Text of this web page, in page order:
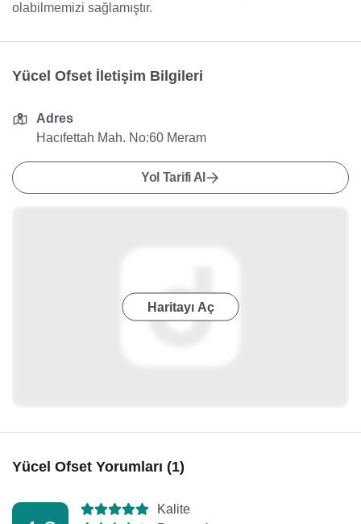
olabilmemizi sağlamıştır.
Yücel Ofset İletişim Bilgileri
Adres
Hacıfettah Mah. No:60 Meram
Yol Tarifi Al
Haritayı Aç
Yücel Ofset Yorumları (1)
Kalite